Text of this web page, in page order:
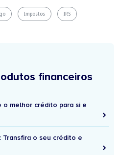
Impostos IRS
financeiros
o melhor crédito para si e
Transfira o seu crédito e